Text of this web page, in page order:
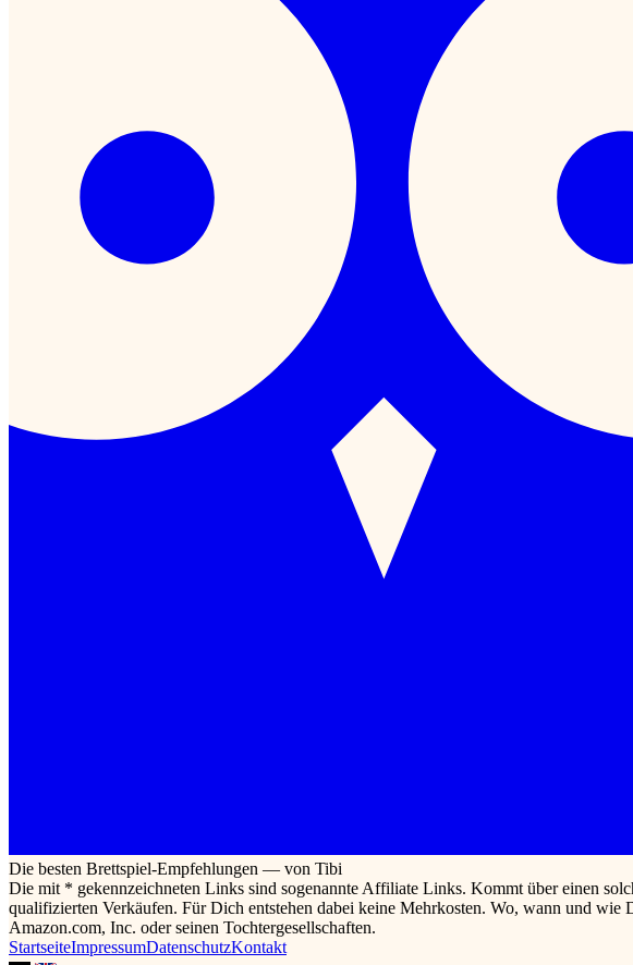
Die besten Brettspiel-Empfehlungen — von Tibi
Die mit * gekennzeichneten Links sind sogenannte Affiliate Links. Kommt über einen
qualifizierten Verkäufen. Für Dich entstehen dabei keine Mehrkosten. Wo, wann und
Amazon.com, Inc. oder seinen Tochtergesellschaften.
StartseiteImpressumDatenschutzKontakt